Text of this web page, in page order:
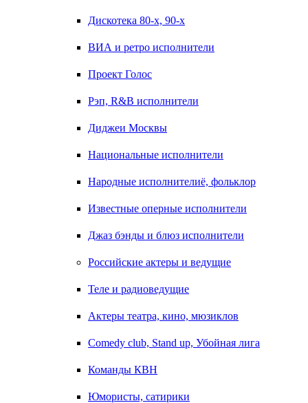
Дискотека 80-х, 90-х
ВИА и ретро исполнители
Проект Голос
Рэп, R&B исполнители
Диджеи Москвы
Национальные исполнители
Народные исполнителиё, фольклор
Известные оперные исполнители
Джаз бэнды и блюз исполнители
Российские актеры и ведущие
Теле и радиоведущие
Актеры театра, кино, мюзиклов
Comedy club, Stand up, Убойная лига
Команды КВН
Юмористы, сатирики